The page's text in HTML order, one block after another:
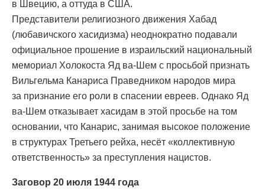
в Швецию, а оттуда в США.
Представители религиозного движения Хабад
(любавичского хасидизма) неоднократно подавали
официальное прошение в израильский национальный
мемориал Холокоста Яд ва-Шем с просьбой признать
Вильгельма Канариса Праведником народов мира
за признание его роли в спасении евреев. Однако Яд
ва-Шем отказывает хасидам в этой просьбе на том
основании, что Канарис, занимая высокое положение
в структурах Третьего рейха, несёт «коллективную
ответственность» за преступления нацистов.
Заговор 20 июля 1944 года